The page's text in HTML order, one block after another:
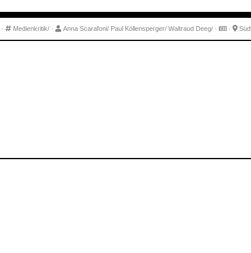
· Medienkritik/ · Anna Scarafoni/ Paul Köllensperger/ Waltraud Deeg/ · ·